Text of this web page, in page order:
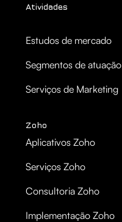
Atividades
Estudos de mercado
Segmentos de atuação
Serviços de Marketing
Zoho
Aplicativos Zoho
Serviços Zoho
Consultoria Zoho
Implementação Zoho